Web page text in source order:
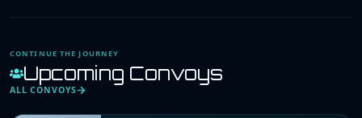
CONTINUE THE JOURNEY
Upcoming Convoys
ALL CONVOYS